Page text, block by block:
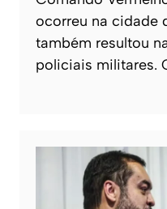
ocorreu na cidade
também resultou
policiais militares.